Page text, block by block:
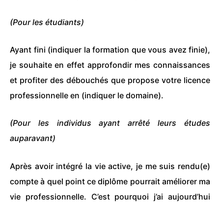
(Pour les étudiants)
Ayant fini (indiquer la formation que vous avez finie),
je souhaite en effet approfondir mes connaissances
et profiter des débouchés que propose votre licence
professionnelle en (indiquer le domaine).
(Pour les individus ayant arrêté leurs études
auparavant)
Après avoir intégré la vie active, je me suis rendu(e)
compte à quel point ce diplôme pourrait améliorer ma
vie professionnelle. C’est pourquoi j’ai aujourd’hui